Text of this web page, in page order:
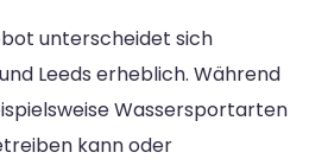
unterscheidet sich
Leeds erheblich. Während
Wassersportarten
kann oder